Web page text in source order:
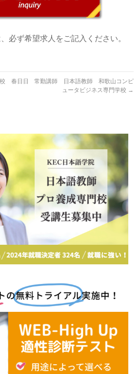
必ず希望求人をご記入ください。
春日日
常勤講師 日本語教師 和歌山コンピ
ュータビジネス専門学校 →